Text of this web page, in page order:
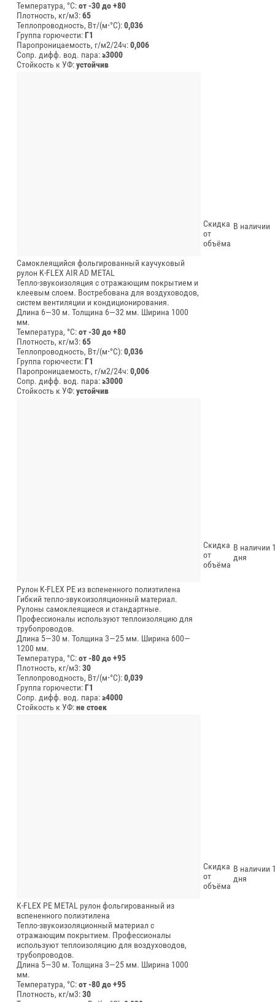
Температура, °C:от -30 до +80
Плотность, кг/м3:65
Теплопроводность, Вт/(м⋅°С):0,036
Группа горючести:Г1
Паропроницаемость, г/м2/24ч:0,006
Сопр. дифф. вод. пара:≥3000
Стойкость к УФ:устойчив
Самоклеящийся фольгированный каучуковый
рулон K-FLEX AIR AD METAL
Тепло-звукоизоляция с отражающим покрытием и
клеевым слоем. Востребована для воздуховодов,
систем вентиляции и кондиционирования.
Длина 6—30 м. Толщина 6—32 мм. Ширина 1000
мм.
Температура, °C:от -30 до +80
Плотность, кг/м3:65
Теплопроводность, Вт/(м⋅°С):0,036
Группа горючести:Г1
Паропроницаемость, г/м2/24ч:0,006
Сопр. дифф. вод. пара:≥3000
Стойкость к УФ:устойчив
Скидка
от
объёма
В наличии
Рулон K-FLEX PE из вспененного полиэтилена
Гибкий тепло-звукоизоляционный материал.
Рулоны самоклеящиеся и стандартные.
Профессионалы используют теплоизоляцию для
трубопроводов.
Длина 5—30 м. Толщина 3—25 мм. Ширина 600—
1200 мм.
Температура, °C:от -80 до +95
Плотность, кг/м3:30
Теплопроводность, Вт/(м⋅°С):0,039
Группа горючести:Г1
Сопр. дифф. вод. пара:≥4000
Стойкость к УФ:не стоек
Скидка
от
объёма
В наличии
дня
K-FLEX PE METAL рулон фольгированный из
вспененного полиэтилена
Тепло-звукоизоляционный материал с
отражающим покрытием. Профессионалы
используют теплоизоляцию для воздуховодов,
трубопроводов.
Длина 5—30 м. Толщина 3—25 мм. Ширина 1000
мм.
Температура, °C:от -80 до +95
Плотность, кг/м3:30
Скидка
от
объёма
В наличии
дня